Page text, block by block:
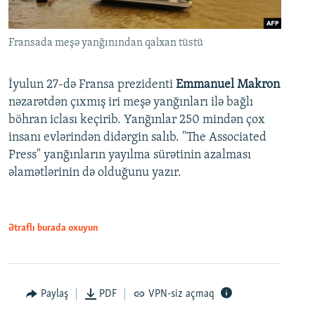
Fransada meşə yanğınından qalxan tüstü
İyulun 27-də Fransa prezidenti Emmanuel Makron
nəzarətdən çıxmış iri meşə yanğınları ilə bağlı
böhran iclası keçirib. Yanğınlar 250 mindən çox
insanı evlərindən didərgin salıb. "The Associated
Press" yanğınların yayılma sürətinin azalması
əlamətlərinin də olduğunu yazır.
Ətraflı burada oxuyun
Paylaş PDF VPN-siz açmaq